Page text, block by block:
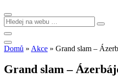
Domů » Akce » Grand slam –
Grand slam –